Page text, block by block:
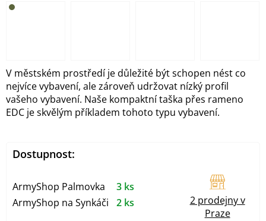
V městském prostředí je důležité být schopen nést co
nejvíce vybavení, ale zároveň udržovat nízký profil
vašeho vybavení. Naše kompaktní taška přes rameno
EDC je skvělým příkladem tohoto typu vybavení.
Dostupnost:
ArmyShop Palmovka
3 ks
ArmyShop na Synkáči
2 ks
2 prodejny v
Praze